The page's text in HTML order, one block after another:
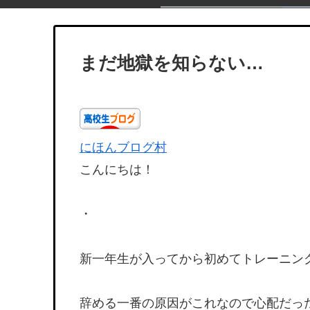
まだ地獄を知らない…
にほんブログ村
こんにちは！
・
新一年生が入ってから初めてトレーニン
辞める一番の原因がこれなので心配だっ